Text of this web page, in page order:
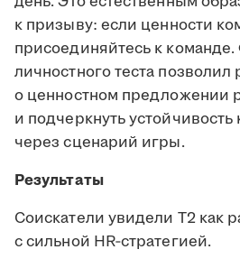
к призыву: если ценности
присоединяйтесь к
личностного теста позволил
о ценностном предложении
и подчеркнуть
через сценарий игры.
Результаты
Соискатели увидели Т2 как
с сильной HR‑стратегией.